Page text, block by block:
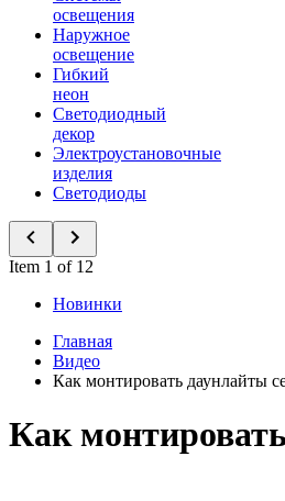
освещения
Наружное
освещение
Гибкий
неон
Светодиодный
декор
Электроустановочные
изделия
Светодиоды
Item 1 of 12
Новинки
Главная
Видео
Как монтировать даунлайты
Как